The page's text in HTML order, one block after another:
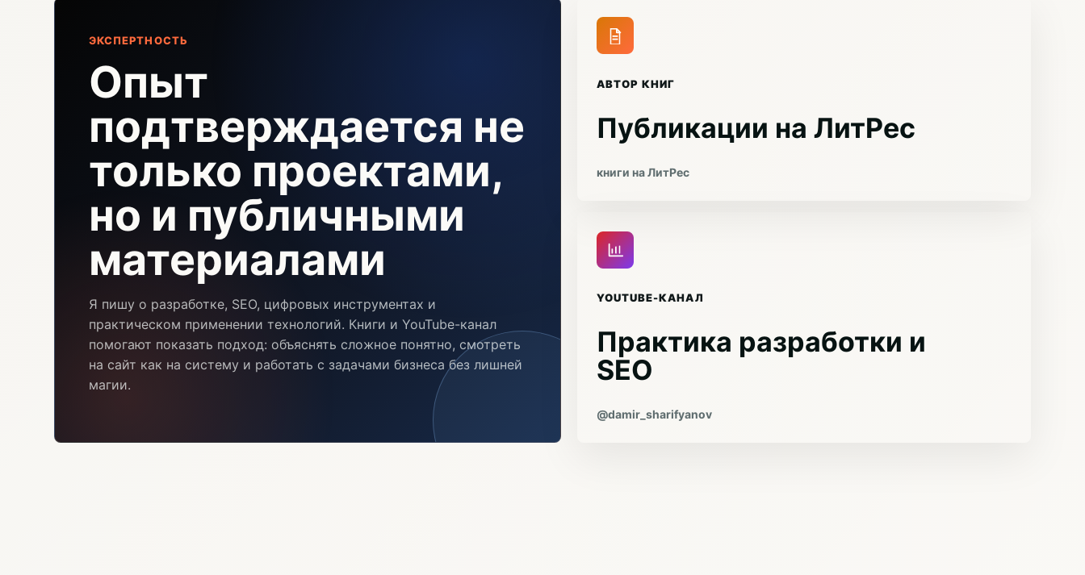
ЭКСПЕРТНОСТЬ
Опыт
подтверждается не
только проектами,
но и публичными
материалами
Я пишу о разработке, SEO, цифровых инструментах и
практическом применении технологий. Книги и YouTube-канал
помогают показать подход: объяснять сложное понятно, смотреть
на сайт как на систему и работать с задачами бизнеса без лишней
магии.
АВТОР КНИГ
Публикации на ЛитРес
книги на ЛитРес
YOUTUBE-КАНАЛ
Практика разработки и
SEO
@damir_sharifyanov